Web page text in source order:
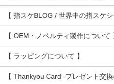
【 指スケBLOG / 世界中の指スケ
【 OEM・ノベルティ製作について
【 ラッピングについて 】
【 Thankyou Card -プレゼント交換